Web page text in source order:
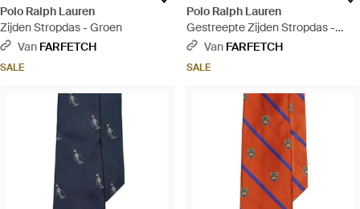
Polo Ralph Lauren
Zijden Stropdas - Groen
Van FARFETCH
SALE
Polo Ralph Lauren
Gestreepte Zijden Stropdas -
Blauw
Van FARFETCH
SALE